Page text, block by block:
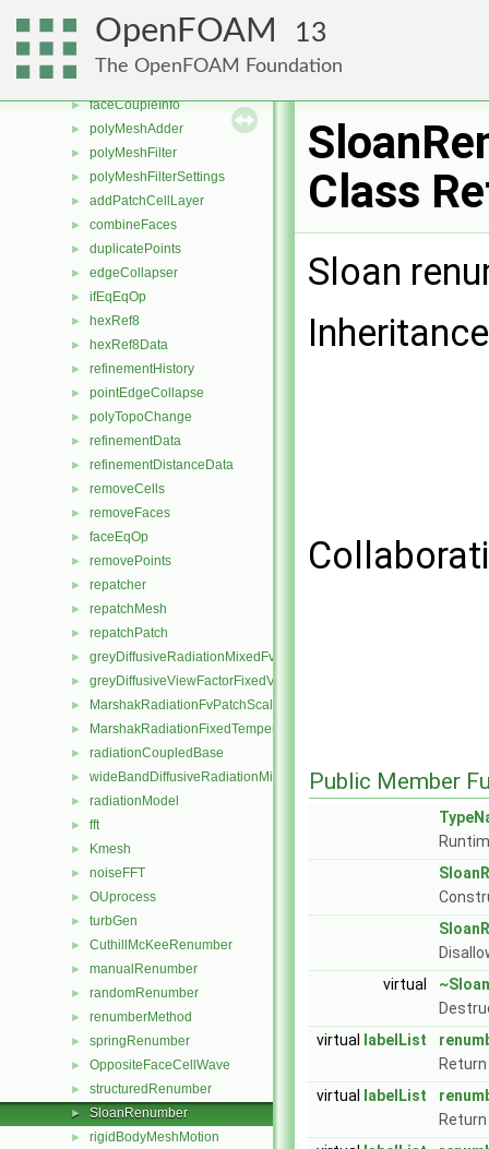
OpenFOAM 13
The OpenFOAM Foundation
► refineCell
► splitCell
►
► faceCoupleInfo
► polyMeshAdder
► polyMeshFilter
► polyMeshFilterSettings
► addPatchCellLayer
► combineFaces
► duplicatePoints
► edgeCollapser
► ifEqEqOp
► hexRef8
► hexRef8Data
► refinementHistory
► pointEdgeCollapse
► polyTopoChange
► refinementData
► refinementDistanceData
► removeCells
► removeFaces
► faceEqOp
► removePoints
► repatcher
► repatchMesh
► repatchPatch
► greyDiffusiveRadiationMixedFvPatchScalarField
► greyDiffusiveViewFactorFixedValueFvPatchScalarField
► MarshakRadiationFvPatchScalarField
► MarshakRadiationFixedTemperatureFvPatchScalarField
► radiationCoupledBase
► wideBandDiffusiveRadiationMixedFvPatchScalarField
► radiationModel
► fft
► Kmesh
► noiseFFT
► OUprocess
► turbGen
► CuthillMcKeeRenumber
► manualRenumber
► randomRenumber
► renumberMethod
► springRenumber
► OppositeFaceCellWave
► structuredRenumber
► SloanRenumber
► rigidBodyMeshMotion
Class
Sloan
Public Member
virtual
virtual
labelList
virtual
labelList